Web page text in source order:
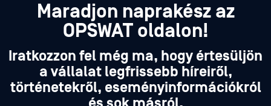
Maradjon naprakész az
OPSWAT oldalon!
Iratkozzon fel még ma, hogy értesüljön
a vállalat legfrissebb híreiről,
történetekről, eseményinformációkról